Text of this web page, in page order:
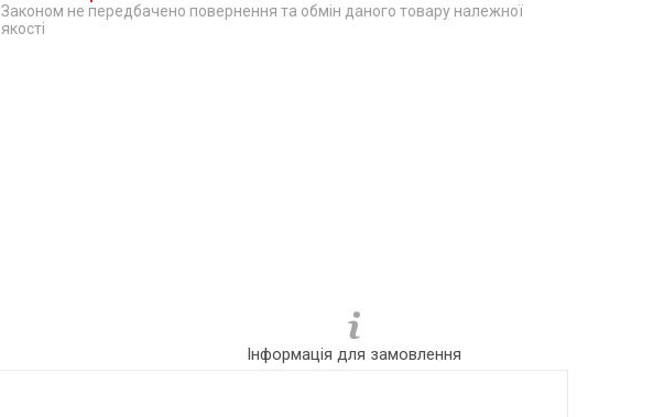
Законом не передбачено повернення та обмін даного товару належної
якості
Інформація для замовлення